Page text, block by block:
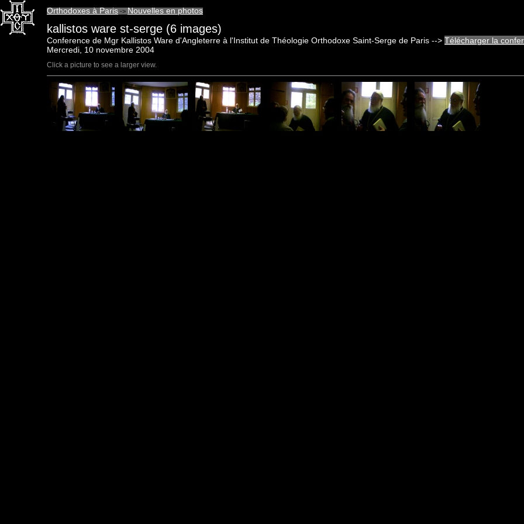
Orthodoxes à Paris -> Nouvelles en photos
kallistos ware st-serge (6 images)
Conference de Mgr Kallistos Ware d'Angleterre à l'Institut de Théologie Orthodoxe Saint-Serge de Paris --> Télécharger la
Mercredi, 10 novembre 2004
Click a picture to see a larger view.